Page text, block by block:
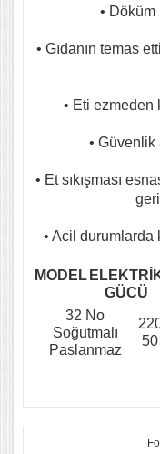
• Döküm
• Gıdanın temas
• Eti ezmeden
• Güvenlik
• Et sıkışması
• Acil durumlarda
MODEL
GÜCÜ
32 No
Soğutmalı
Paslanmaz